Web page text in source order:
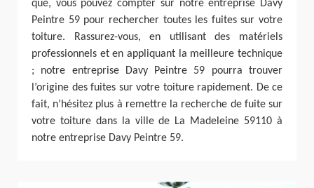
que, vous pouvez compter sur notre entreprise Davy
Peintre 59 pour rechercher toutes les fuites sur votre
toiture. Rassurez-vous, en utilisant des matériels
professionnels et en appliquant la meilleure technique
; notre entreprise Davy Peintre 59 pourra trouver
l’origine des fuites sur votre toiture rapidement. De ce
fait, n’hésitez plus à remettre la recherche de fuite sur
votre toiture dans la ville de La Madeleine 59110 à
notre entreprise Davy Peintre 59.